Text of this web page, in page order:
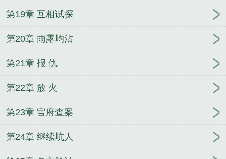
第19章 互相试探
第20章 雨露均沾
第21章 报 仇
第22章 放 火
第23章 官府查案
第24章 继续坑人